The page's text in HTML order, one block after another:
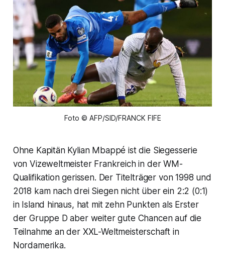
Foto © AFP/SID/FRANCK FIFE
Ohne Kapitän Kylian Mbappé ist die Siegesserie
von Vizeweltmeister Frankreich in der WM-
Qualifikation gerissen. Der Titelträger von 1998 und
2018 kam nach drei Siegen nicht über ein 2:2 (0:1)
in Island hinaus, hat mit zehn Punkten als Erster
der Gruppe D aber weiter gute Chancen auf die
Teilnahme an der XXL-Weltmeisterschaft in
Nordamerika.